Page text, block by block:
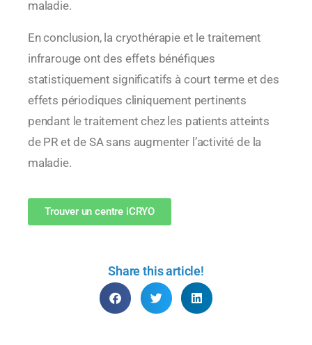
maladie.
En conclusion, la cryothérapie et le traitement
infrarouge ont des effets bénéfiques
statistiquement significatifs à court terme et des
effets périodiques cliniquement pertinents
pendant le traitement chez les patients atteints
de PR et de SA sans augmenter l’activité de la
maladie.
Trouver un centre iCRYO
Share this article!